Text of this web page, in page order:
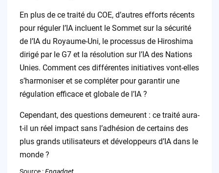
En plus de ce traité du COE, d’autres efforts récents
pour réguler l’IA incluent le Sommet sur la sécurité
de l’IA du Royaume-Uni, le processus de Hiroshima
dirigé par le G7 et la résolution sur l’IA des Nations
Unies. Comment ces différentes initiatives vont-elles
s’harmoniser et se compléter pour garantir une
régulation efficace et globale de l’IA ?
Cependant, des questions demeurent : ce traité aura-
t-il un réel impact sans l’adhésion de certains des
plus grands utilisateurs et développeurs d’IA dans le
monde ?